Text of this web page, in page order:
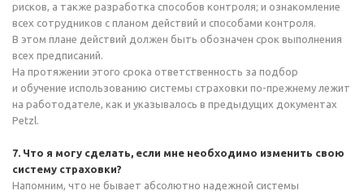
рисков, а также разработка способов контроля; и ознакомление
всех сотрудников с планом действий и способами контроля.
В этом плане действий должен быть обозначен срок выполнения
всех предписаний.
На протяжении этого срока ответственность за подбор
и обучение использованию системы страховки по-прежнему лежит
на работодателе, как и указывалось в предыдущих документах
Petzl.
7. Что я могу сделать, если мне необходимо изменить свою
систему страховки?
Напомним, что не бывает абсолютно надежной системы